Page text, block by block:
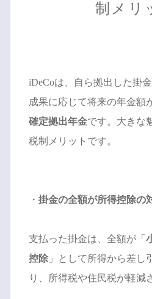
制メリ
iDeCoは、自ら拠出した掛
成果に応じて将来の年金額
確定拠出年金です。大きな
税制メリットです。
・ 掛金の全額が所得控除の
支払った掛金は、全額が「
控除」として所得から差し
り、所得税や住民税が軽減